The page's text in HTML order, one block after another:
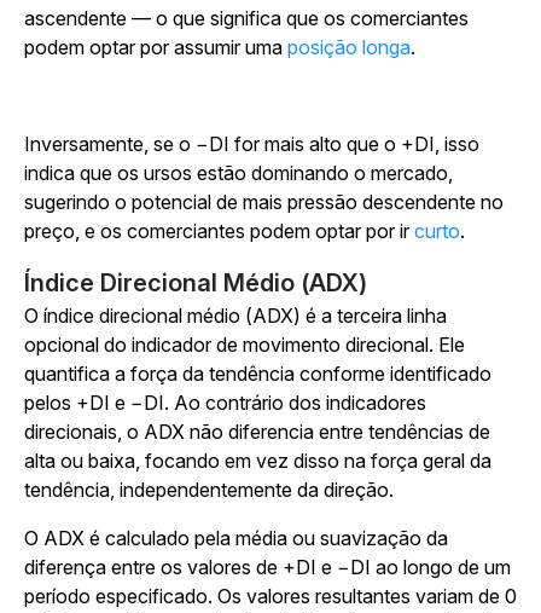
ascendente — o que significa que os comerciantes
podem optar por assumir uma posição longa.
Inversamente, se o −DI for mais alto que o +DI, isso
indica que os ursos estão dominando o mercado,
sugerindo o potencial de mais pressão descendente no
preço, e os comerciantes podem optar por ircurto.
Índice Direcional Médio (ADX)
O índice direcional médio (ADX) é a terceira linha
opcional do indicador de movimento direcional. Ele
quantifica a força da tendência conforme identificado
pelos +DI e −DI. Ao contrário dos indicadores
direcionais, o ADX não diferencia entre tendências de
alta ou baixa, focando em vez disso na força geral da
tendência, independentemente da direção.
O ADX é calculado pela média ou suavização da
diferença entre os valores de +DI e −DI ao longo de um
período especificado. Os valores resultantes variam de 0